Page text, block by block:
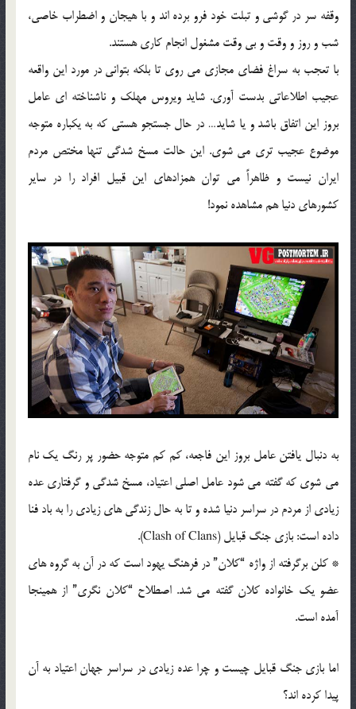
وقفه سر در گوشی و تبلت خود فرو برده اند و با هیجان و اضطراب خاصی،
شب و روز و وقت و بی وقت مشغول انجام کاری هستند.
با تعجب به سراغ فضای مجازی می روی تا بلکه بتوانی در مورد این واقعه
عجیب اطلاعاتی بدست آوری. شاید ویروس مهلک و ناشناخته ای عامل
بروز این اتفاق باشد و یا شاید… در حال جستجو هستی که به یکباره متوجه
موضوع عجیب تری می شوی. این حالت مسخ شدگی تنها مختص مردم
ایران نیست و ظاهراً می توان همزادهای این قبیل افراد را در سایر
کشورهای دنیا هم مشاهده نمود!
به دنبال یافتن عامل بروز این فاجعه، کم کم متوجه حضور پر رنگ یک نام
می شوی که گفته می شود عامل اصلی اعتیاد، مسخ شدگی و گرفتاری عده
زیادی از مردم در سراسر دنیا شده و تا به حال زندگی های زیادی را به باد فنا
داده است: بازی جنگ قبایل (Clash of Clans).
* کلن برگرفته از واژه “کلان” در فرهنگ یهود است که در آن به گروه های
عضو یک خانواده کلان گفته می شد. اصطلاح “کلان نگری” از همینجا
آمده است.
اما بازی جنگ قبایل چیست و چرا عده زیادی در سراسر جهان اعتیاد به آن
پیدا کرده اند؟